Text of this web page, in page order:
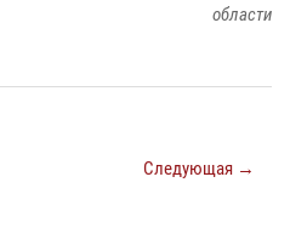
области
Следующая →